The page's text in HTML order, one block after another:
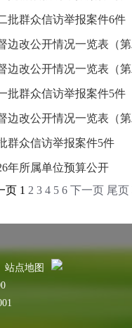
批群众信访举报案件6件
改公开情况一览表（第
改公开情况一览表（第
批群众信访举报案件5件
改公开情况一览表（第
群众信访举报案件5件
年所属单位预算公开
页 1 2 3 4 5 6 下一页 尾页
站点地图